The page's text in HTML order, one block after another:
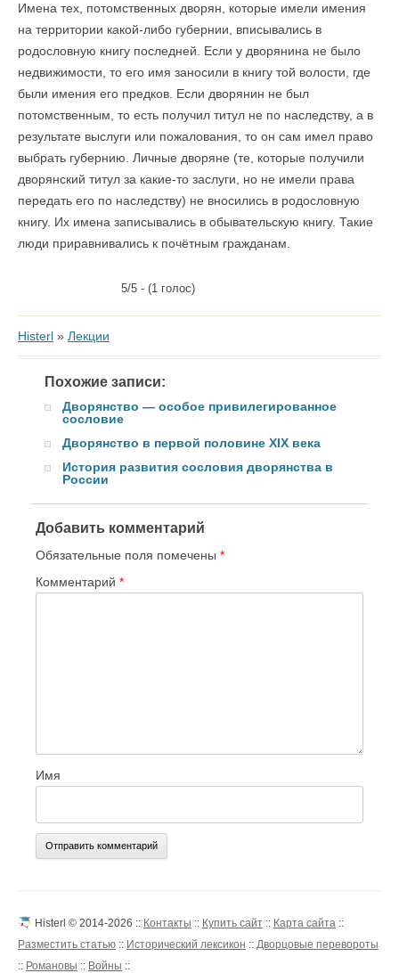
Имена тех, потомственных дворян, которые имели имения
на территории какой-либо губернии, вписывались в
родословную книгу последней. Если у дворянина не было
недвижимости, то его имя заносили в книгу той волости, где
были имения его предков. Если дворянин не был
потомственным, то есть получил титул не по наследству, а в
результате выслуги или пожалования, то он сам имел право
выбрать губернию. Личные дворяне (те, которые получили
дворянский титул за какие-то заслуги, но не имели права
передать его по наследству) не вносились в родословную
книгу. Их имена записывались в обывательскую книгу. Такие
люди приравнивались к почётным гражданам.
5/5 - (1 голос)
Histerl » Лекции
Похожие записи:
Дворянство — особое привилегированное
сословие
Дворянство в первой половине XIX века
История развития сословия дворянства в
России
Добавить комментарий
Обязательные поля помечены *
Комментарий *
Имя
Histerl © 2014-2026 :: Контакты :: Купить сайт :: Карта сайта ::
Разместить статью :: Исторический лексикон :: Дворцовые перевороты
:: Романовы :: Войны ::